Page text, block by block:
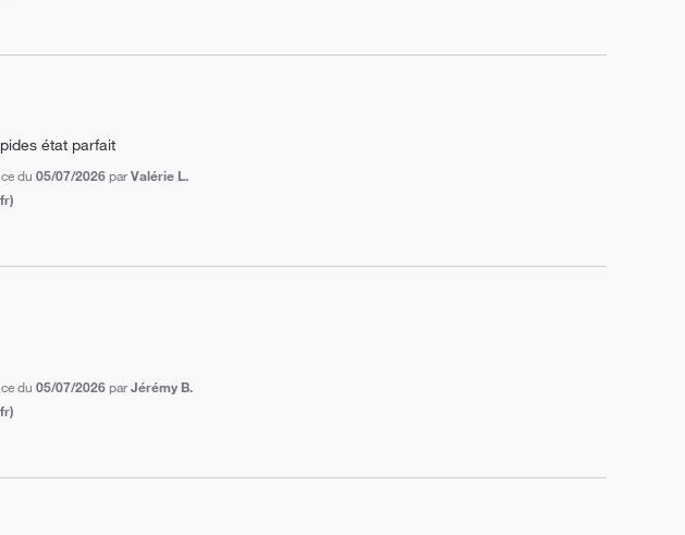
état parfait
du05/07/2026 parValérie L.
du05/07/2026 parJérémy B.